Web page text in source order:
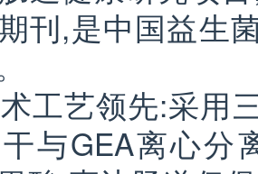
刊,是中国益生
工艺领先:采用
与GEA离心分